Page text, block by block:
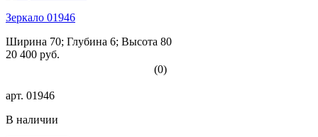
Зеркало 01946
Ширина 70; Глубина 6; Высота 80
20 400 руб.
(0)
арт. 01946
В наличии